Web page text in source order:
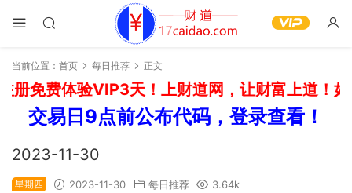
当前位置： 首页 每日推荐 正文
免费体验VIP3天！上财道网，让财富上道！如
交易日9点前公布代码，登录查看！
2023-11-30
星期四 2023-11-30 每日推荐 3.64k